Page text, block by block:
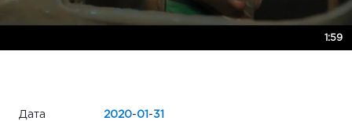
1:59
Дата
2020-01 -31